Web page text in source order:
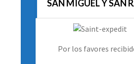
SAN MIGUEL Y SAN
Por los favores